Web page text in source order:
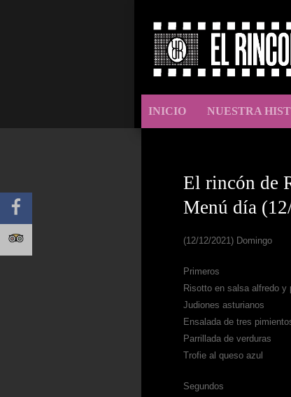
INICIO NUESTRA
El rincón de
Menú día
(12/12/2021) Domingo
Primeros
Risotto en salsa alfredo y
Judiones asturianos
Ensalada de tres
Parrillada de verduras
Trofie al queso azul
Segundos